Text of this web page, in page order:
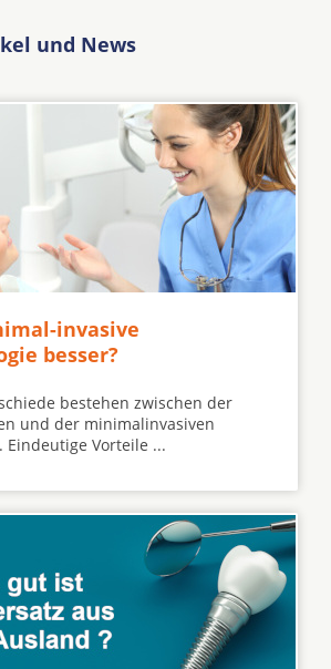
und News
invasive
besser?
bestehen zwischen der
und der minimalinvasiven
Eindeutige Vorteile ...